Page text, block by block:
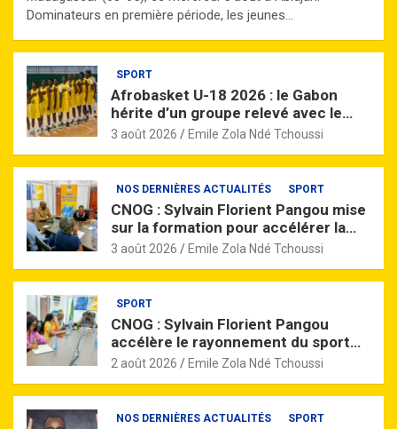
Dominateurs en première période, les jeunes…
SPORT
Afrobasket U-18 2026 : le Gabon
hérite d’un groupe relevé avec le
Mali, champion en titre
3 août 2026 Emile Zola Ndé Tchoussi
NOS DERNIÈRES ACTUALITÉS SPORT
CNOG : Sylvain Florient Pangou mise
sur la formation pour accélérer la
professionnalisation du sport
3 août 2026 Emile Zola Ndé Tchoussi
SPORT
CNOG : Sylvain Florient Pangou
accélère le rayonnement du sport
gabonais en Afrique
2 août 2026 Emile Zola Ndé Tchoussi
NOS DERNIÈRES ACTUALITÉS SPORT